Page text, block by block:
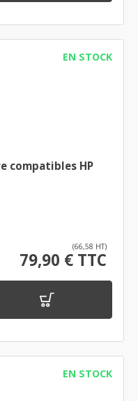
EN STOCK
compatibles HP
(66,58 HT)
79,90 € TTC
EN STOCK